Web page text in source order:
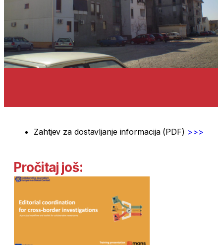
Zahtjev za dostavljanje informacija (PDF) >>>
Pročitaj još: